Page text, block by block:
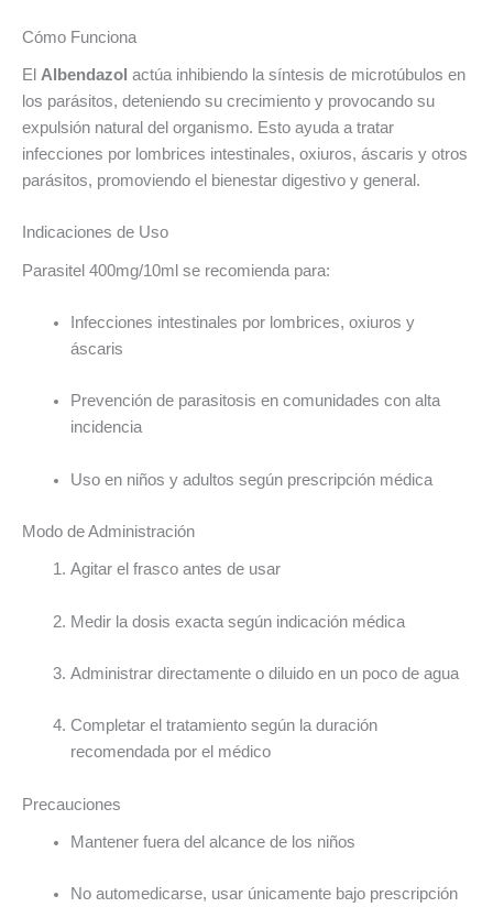
Cómo Funciona
El Albendazol actúa inhibiendo la síntesis de microtúbulos en
los parásitos, deteniendo su crecimiento y provocando su
expulsión natural del organismo. Esto ayuda a tratar
infecciones por lombrices intestinales, oxiuros, áscaris y otros
parásitos, promoviendo el bienestar digestivo y general.
Indicaciones de Uso
Parasitel 400mg/10ml se recomienda para:
Infecciones intestinales por lombrices, oxiuros y
áscaris
Prevención de parasitosis en comunidades con alta
incidencia
Uso en niños y adultos según prescripción médica
Modo de Administración
Agitar el frasco antes de usar
Medir la dosis exacta según indicación médica
Administrar directamente o diluido en un poco de agua
Completar el tratamiento según la duración
recomendada por el médico
Precauciones
Mantener fuera del alcance de los niños
No automedicarse, usar únicamente bajo prescripción